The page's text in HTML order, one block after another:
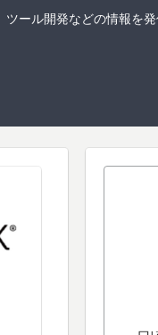
ール開発などの情報を発